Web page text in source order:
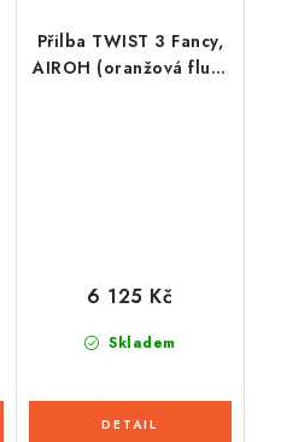
Přilba TWIST 3 Fancy,
AIROH (oranžová fluo-
Skladem
6 125 Kč